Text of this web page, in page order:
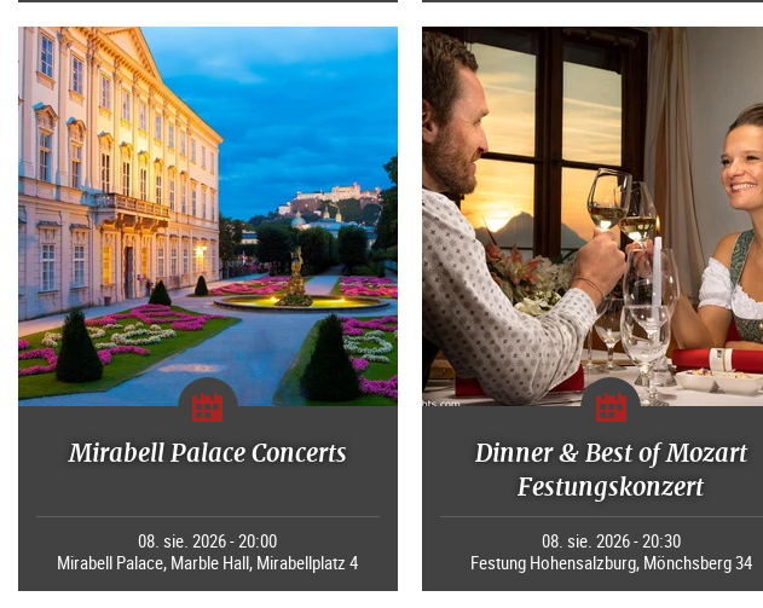
Mirabell Palace Concerts
08. sie. 2026 - 20:00
Mirabell Palace, Marble Hall, Mirabellplatz 4
Dinner & Best of Mozart
Festungskonzert
08. sie. 2026 - 20:30
Festung Hohensalzburg, Mönchsberg 34